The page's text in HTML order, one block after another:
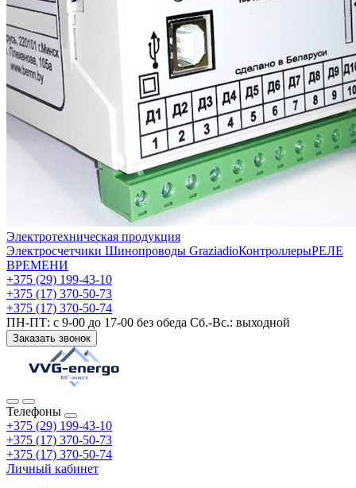
Электротехническая продукция
Электросчетчики Шинопроводы GraziadioКонтроллерыРЕЛЕ
ВРЕМЕНИ
+375 (29) 199-43-10
+375 (17) 370-50-73
+375 (17) 370-50-74
ПН-ПТ: с 9-00 до 17-00 без обеда Сб.-Вс.: выходной
Заказать звонок
Телефоны
+375 (29) 199-43-10
+375 (17) 370-50-73
+375 (17) 370-50-74
Личный кабинет